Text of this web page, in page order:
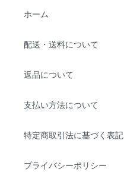
ホーム
配送・送料について
返品について
支払い方法について
特定商取引法に基づく表記
プライバシーポリシー